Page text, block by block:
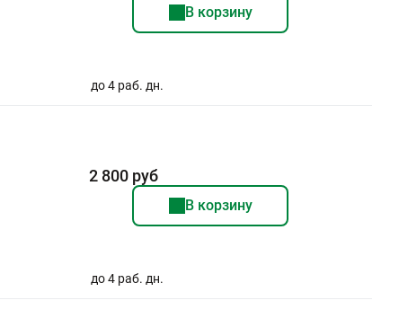
В корзину
до 4 раб. дн.
2 800 руб
В корзину
до 4 раб. дн.